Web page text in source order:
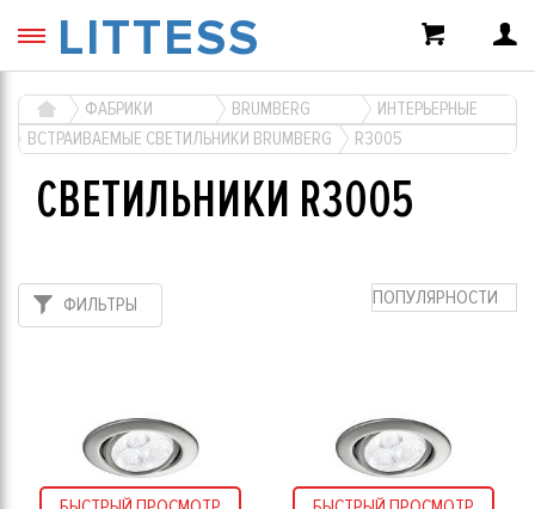
LITTESS
ФАБРИКИ BRUMBERG
ИНТЕРЬЕРНЫЕ
ВСТРАИВАЕМЫЕ СВЕТИЛЬНИКИ BRUMBERG
R3005
СВЕТИЛЬНИКИ R3005
ПОПУЛЯРНОСТИ
ФИЛЬТРЫ